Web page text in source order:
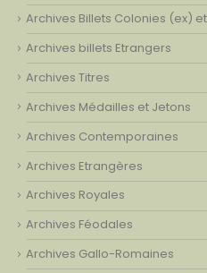
Archives Billets Colonies (ex)
Archives billets Etrangers
Archives Titres
Archives Médailles et Jetons
Archives Contemporaines
Archives Etrangères
Archives Royales
Archives Féodales
Archives Gallo-Romaines